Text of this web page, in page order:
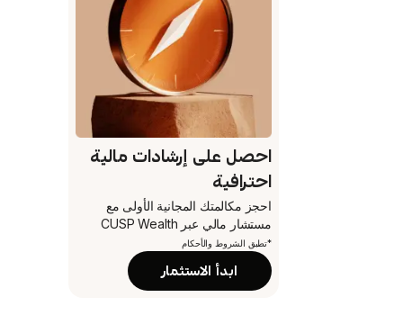
احصل على إرشادات مالية
احترافية
احجز مكالمتك المجانية الأولى مع
مستشار مالي عبر CUSP Wealth
*تطبق الشروط والأحكام
ابدأ الاستثمار